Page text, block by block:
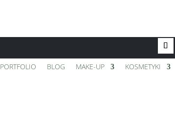
PORTFOLIO BLOG MAKE-UP KOSMETYKI